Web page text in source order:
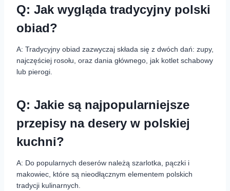
Q: Jak wygląda tradycyjny polski
obiad?
A: Tradycyjny obiad zazwyczaj składa się z dwóch dań: zupy,
najczęściej rosołu, oraz dania głównego, jak kotlet schabowy
lub pierogi.
Q: Jakie są najpopularniejsze
przepisy na desery w polskiej
kuchni?
A: Do popularnych deserów należą szarlotka, pączki i
makowiec, które są nieodłącznym elementem polskich
tradycji kulinarnych.